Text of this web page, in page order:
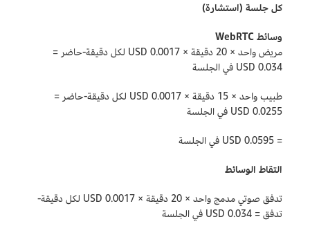
كل جلسة (استشارة)
وسائط WebRTC
مريض واحد × 20 دقيقة × 0.0017 USD لكل دقيقة-حاضر =
0.034 USD في الجلسة
طبيب واحد × 15 دقيقة × 0.0017 USD لكل دقيقة-حاضر =
0.0255 USD في الجلسة
= 0.0595 USD في الجلسة
التقاط الوسائط
تدفق صوتي مدمج واحد × 20 دقيقة × 0.0017 USD لكل دقيقة-
تدفق = 0.034 USD في الجلسة